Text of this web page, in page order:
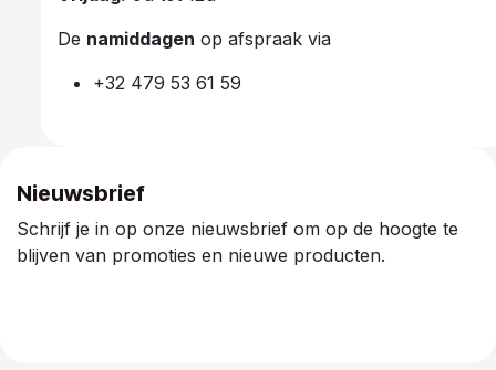
De namiddagen op afspraak via
+32 479 53 61 59
Nieuwsbrief
Schrijf je in op onze nieuwsbrief om op de hoogte te
blijven van promoties en nieuwe producten.